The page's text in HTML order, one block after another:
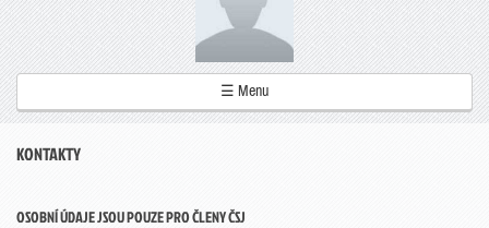
☰ Menu
KONTAKTY
OSOBNÍ ÚDAJE JSOU POUZE PRO ČLENY ČSJ